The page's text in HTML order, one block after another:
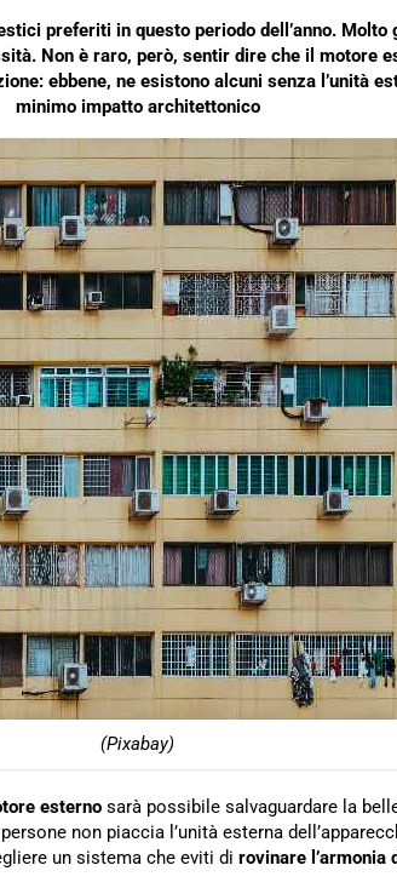
preferiti in questo periodo dell’anno. Molto
Non è raro, però, sentir dire che il motore
ebbene, ne esistono alcuni senza l’unità
minimo impatto architettonico
(Pixabay)
esterno sarà possibile salvaguardare la
non piaccia l’unità esterna
un sistema che eviti di rovinare l’armonia